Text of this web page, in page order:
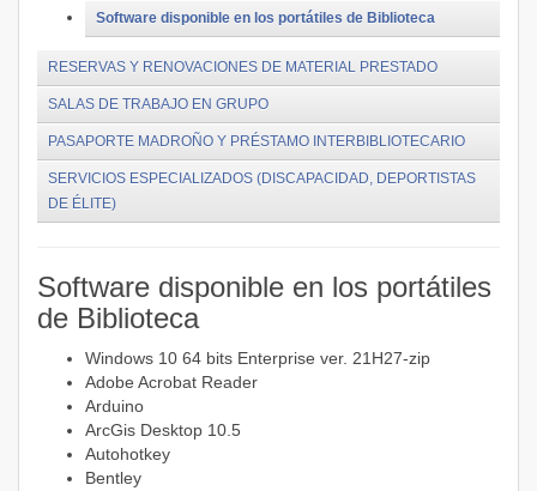
Software disponible en los portátiles de Biblioteca
RESERVAS Y RENOVACIONES DE MATERIAL PRESTADO
SALAS DE TRABAJO EN GRUPO
PASAPORTE MADROÑO Y PRÉSTAMO INTERBIBLIOTECARIO
SERVICIOS ESPECIALIZADOS (DISCAPACIDAD, DEPORTISTAS
DE ÉLITE)
Software disponible en los portátiles
de Biblioteca
Windows 10 64 bits Enterprise ver. 21H27-zip
Adobe Acrobat Reader
Arduino
ArcGis Desktop 10.5
Autohotkey
Bentley